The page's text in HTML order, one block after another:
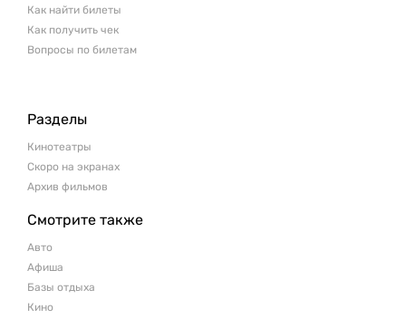
Как найти билеты
Как получить чек
Вопросы по билетам
Разделы
Кинотеатры
Скоро на экранах
Архив фильмов
Смотрите также
Авто
Афиша
Базы отдыха
Кино